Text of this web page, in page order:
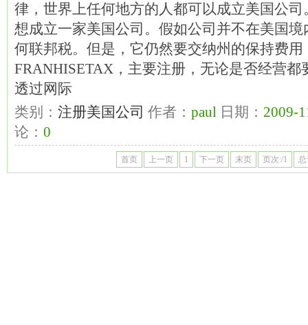
律，世界上任何地方的人都可以成立美国公
想成立一家美国公司。假如公司并不在美国
何联邦税。但是，它仍然要交纳州的保持费
FRANHISETAX，主要注册，无论是否经营
透过网际
类别： 注册美国公司 作者： paul 日期： 2009-
论： 0
首页 上一页 1 下一页 末页 页次:/1